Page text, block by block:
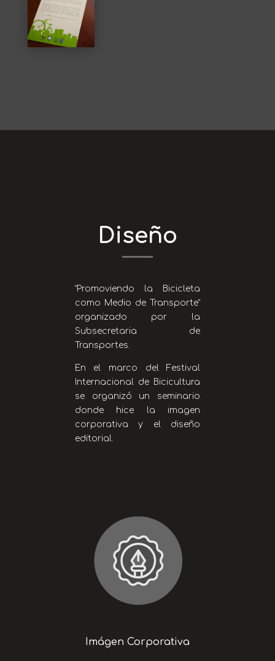
Diseño
“Promoviendo la Bicicleta
como Medio de Transporte”
organizado por la
Subsecretaria de
Transportes.
En el marco del Festival
Internacional de Bicicultura
se organizó un seminario
donde hice la imagen
corporativa y el diseño
editorial.
Imágen Corporativa